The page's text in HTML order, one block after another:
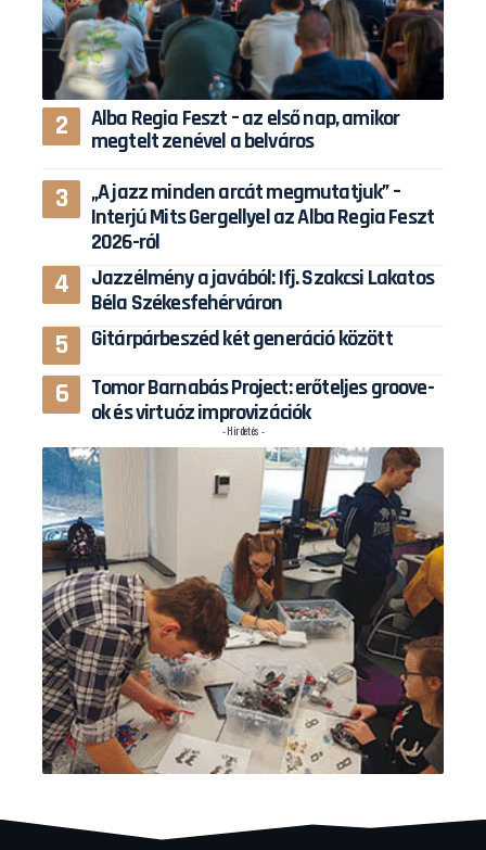
Alba Regia Feszt – az első nap, amikor
megtelt zenével a belváros
„A jazz minden arcát megmutatjuk” –
Interjú Mits Gergellyel az Alba Regia Feszt
2026-ról
Jazzélmény a javából: Ifj. Szakcsi Lakatos
Béla Székesfehérváron
Gitárpárbeszéd két generáció között
Tomor Barnabás Project: erőteljes groove-
ok és virtuóz improvizációk
- Hirdetés -